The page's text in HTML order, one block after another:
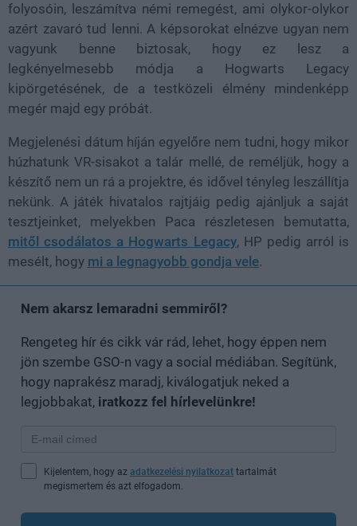
folyosóin, leszámítva némi remegést, ami olykor-olykor
azért zavaró tud lenni. A képsorokat elnézve ugyan nem
vagyunk benne biztosak, hogy ez lesz a
legkényelmesebb módja a Hogwarts Legacy
kipörgetésének, de a testközeli élmény mindenképp
megér majd egy próbát.
Megjelenési dátum híján egyelőre nem tudni, hogy mikor
húzhatunk VR-sisakot a talár mellé, de reméljük, hogy a
készítő nem un rá a projektre, és idővel tényleg leszállítja
nekünk. A játék hivatalos rajtjáig pedig ajánljuk a saját
tesztjeinket, melyekben Paca részletesen bemutatta,
mitől csodálatos a Hogwarts Legacy, HP pedig arról is
mesélt, hogy mi a legnagyobb gondja vele.
Nem akarsz lemaradni semmiről?
Rengeteg hír és cikk vár rád, lehet, hogy éppen nem
jön szembe GSO-n vagy a social médiában. Segítünk,
hogy naprakész maradj, kiválogatjuk neked a
legjobbakat, iratkozz fel hírlevelünkre!
Kijelentem, hogy az adatkezelési nyilatkozat tartalmát
megismertem és azt elfogadom.